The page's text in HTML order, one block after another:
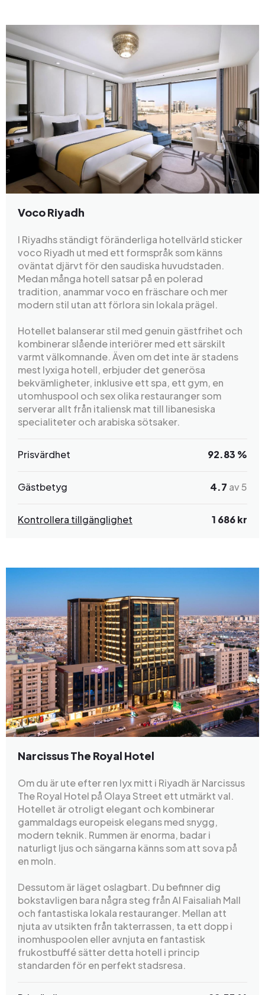
Voco Riyadh
I Riyadhs ständigt föränderliga hotellvärld sticker
voco Riyadh ut med ett formspråk som känns
oväntat djärvt för den saudiska huvudstaden.
Medan många hotell satsar på en polerad
tradition, anammar voco en fräschare och mer
modern stil utan att förlora sin lokala prägel.
Hotellet balanserar stil med genuin gästfrihet och
kombinerar slående interiörer med ett särskilt
varmt välkomnande. Även om det inte är stadens
mest lyxiga hotell, erbjuder det generösa
bekvämligheter, inklusive ett spa, ett gym, en
utomhuspool och sex olika restauranger som
serverar allt från italiensk mat till libanesiska
specialiteter och arabiska sötsaker.
Prisvärdhet 92.83 %
Gästbetyg 4.7 av 5
Kontrollera tillgänglighet 1 686 kr
Narcissus The Royal Hotel
Om du är ute efter ren lyx mitt i Riyadh är Narcissus
The Royal Hotel på Olaya Street ett utmärkt val.
Hotellet är otroligt elegant och kombinerar
gammaldags europeisk elegans med snygg,
modern teknik. Rummen är enorma, badar i
naturligt ljus och sängarna känns som att sova på
en moln.
Dessutom är läget oslagbart. Du befinner dig
bokstavligen bara några steg från Al Faisaliah Mall
och fantastiska lokala restauranger. Mellan att
njuta av utsikten från takterrassen, ta ett dopp i
inomhuspoolen eller avnjuta en fantastisk
frukostbuffé sätter detta hotell i princip
standarden för en perfekt stadsresa.